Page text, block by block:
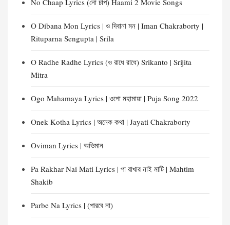
No Chaap Lyrics (নো চাপ) Haami 2 Movie Songs
O Dibana Mon Lyrics | ও দিবানা মন | Iman Chakraborty |
Rituparna Sengupta | Srila
O Radhe Radhe Lyrics (ও রাধে রাধে) Srikanto | Srijita
Mitra
Ogo Mahamaya Lyrics | ওগো মহামায়া | Puja Song 2022
Onek Kotha Lyrics | অনেক কথা | Jayati Chakraborty
Oviman Lyrics | অভিমান
Pa Rakhar Nai Mati Lyrics | পা রাখার নাই মাটি | Mahtim
Shakib
Parbe Na Lyrics | (পারবে না)